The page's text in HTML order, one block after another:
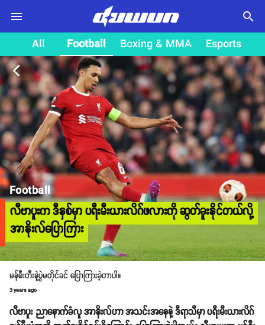
search
All Football Boxing & MMA Esports
arrow_back_ios
Football
လီဗာပူးက ဒီနှစ်မှာ ပရီးမီးယားလိဂ်ဖလားကို ဆွတ်ခူးနိုင်တယ်လို့
အာနိုးလ်ပြောကြား
မန်စီးတီးနဲ့ပွဲမတိုင်ခင် ပြောကြားခဲ့တာပါ။
3 years ago
လီဗာပူး ညာနောက်ခံလူ အာနိုးလ်ဟာ အသင်းအနေနဲ့ ဒီရာသီမှာ ပရီးမီးယားလိဂ်